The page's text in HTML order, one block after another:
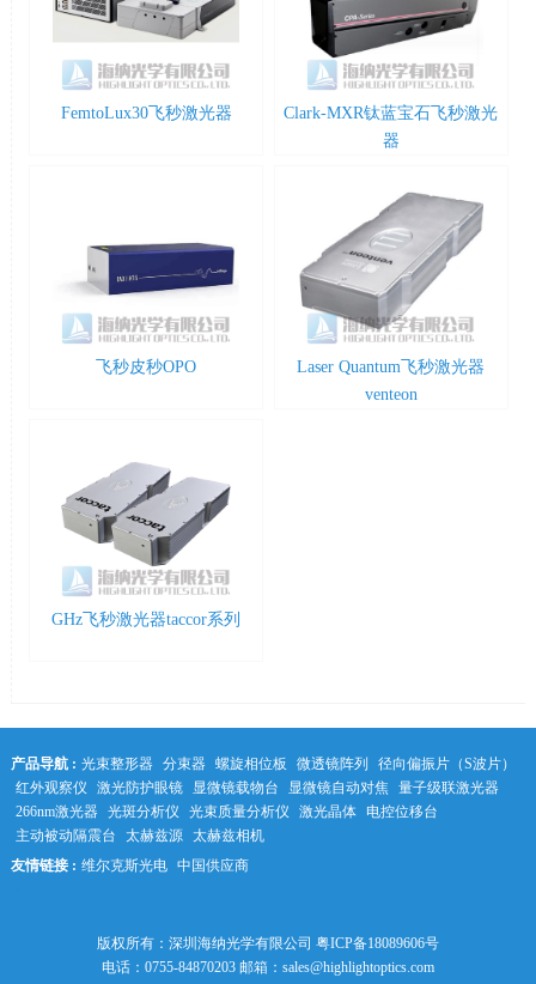
FemtoLux30飞秒激光器
Clark-MXR钛蓝宝石飞秒激光
器
飞秒皮秒OPO
Laser Quantum飞秒激光器
venteon
GHz飞秒激光器taccor系列
产品导航 : 光束整形器 分束器 螺旋相位板 微透镜阵列
径向偏振片（S波片）
红外观察仪
激光防护眼镜 显微镜载物台 显微镜自动对焦 量子级联激光器
266nm激光器 光斑分析仪 光束质量分析仪 激光晶体
电控位移台
主动被动隔震台
太赫兹源 太赫兹相机
友情链接 : 维尔克斯光电 中国供应商
版权所有：深圳海纳光学有限公司 粤ICP备18089606号
电话：0755-84870203 邮箱：sales@highlightoptics.com